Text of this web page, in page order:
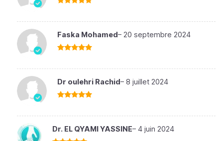
Faska Mohamed– 20 septembre 2024
Dr oulehri Rachid– 8 juillet 2024
Dr. EL QYAMI YASSINE– 4 juin 2024